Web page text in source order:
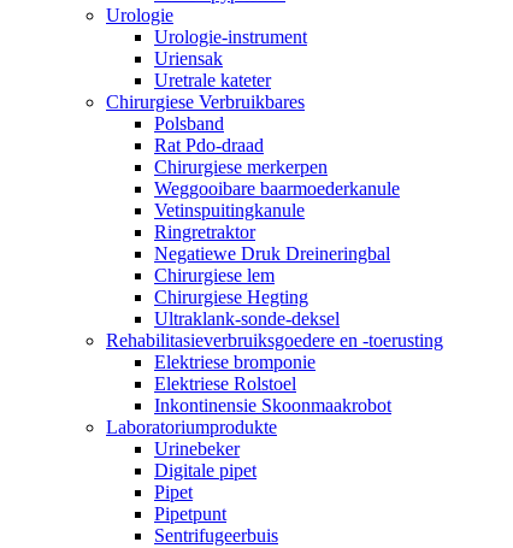
Urologie
Urologie-instrument
Uriensak
Uretrale kateter
Chirurgiese Verbruikbares
Polsband
Rat Pdo-draad
Chirurgiese merkerpen
Weggooibare baarmoederkanule
Vetinspuitingkanule
Ringretraktor
Negatiewe Druk Dreineringbal
Chirurgiese lem
Chirurgiese Hegting
Ultraklank-sonde-deksel
Rehabilitasieverbruiksgoedere en -toerusting
Elektriese bromponie
Elektriese Rolstoel
Inkontinensie Skoonmaakrobot
Laboratoriumprodukte
Urinebeker
Digitale pipet
Pipet
Pipetpunt
Sentrifugeerbuis